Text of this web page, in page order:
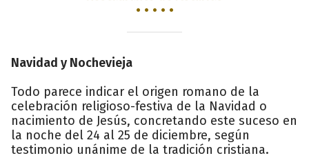
• • • • •
Navidad y Nochevieja
Todo parece indicar el origen romano de la
celebración religioso-festiva de la Navidad o
nacimiento de Jesús, concretando este suceso en
la noche del 24 al 25 de diciembre, según
testimonio unánime de la tradición cristiana.